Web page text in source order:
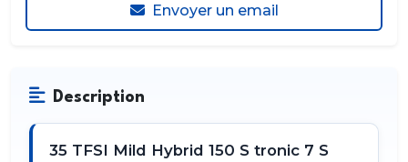
Envoyer un email
Description
35 TFSI Mild Hybrid 150 S tronic 7 S